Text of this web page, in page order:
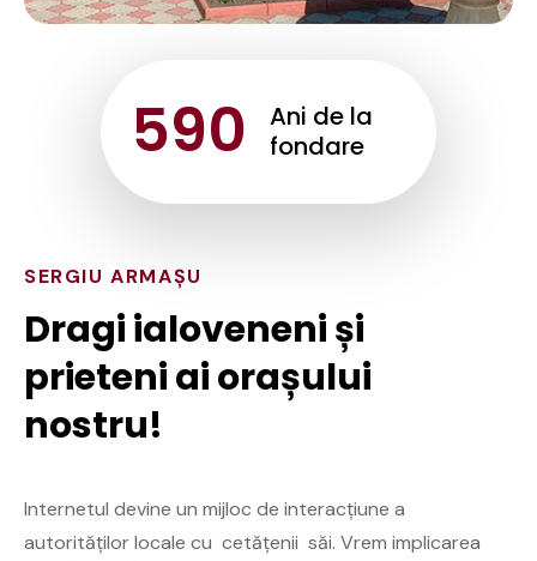
590
Ani de la
fondare
SERGIU ARMAȘU
Dragi ialoveneni și
prieteni ai orașului
nostru!
Internetul devine un mijloc de interacțiune a
autorităților locale cu cetățenii săi. Vrem implicarea